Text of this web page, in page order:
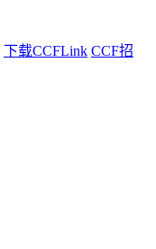
下载CCFLink CCF招